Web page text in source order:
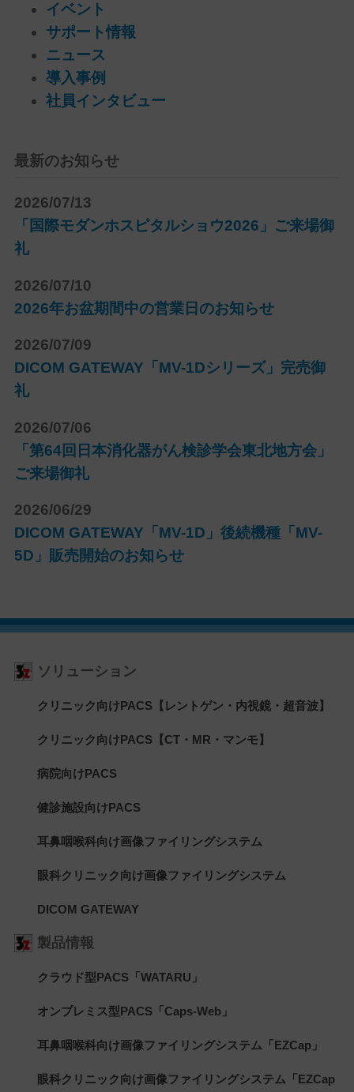
イベント
サポート情報
ニュース
導入事例
社員インタビュー
最新のお知らせ
2026/07/13
「国際モダンホスピタルショウ2026」ご来場御
礼
2026/07/10
2026年お盆期間中の営業日のお知らせ
2026/07/09
DICOM GATEWAY「MV-1Dシリーズ」完売御
礼
2026/07/06
「第64回日本消化器がん検診学会東北地方会」
ご来場御礼
2026/06/29
DICOM GATEWAY「MV-1D」後続機種「MV-
5D」販売開始のお知らせ
ソリューション
クリニック向けPACS【レントゲン・内視鏡・超音波】
クリニック向けPACS【CT・MR・マンモ】
病院向けPACS
健診施設向けPACS
耳鼻咽喉科向け画像ファイリングシステム
眼科クリニック向け画像ファイリングシステム
DICOM GATEWAY
製品情報
クラウド型PACS「WATARU」
オンプレミス型PACS「Caps-Web」
耳鼻咽喉科向け画像ファイリングシステム「EZCap」
眼科クリニック向け画像ファイリングシステム「EZCap